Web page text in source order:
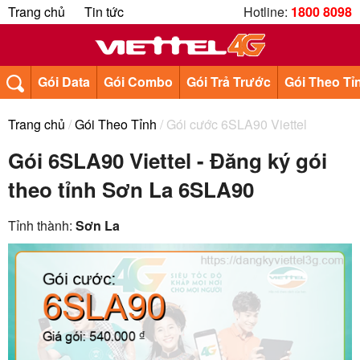
Trang chủ Tin tức Hotline: 1800 8098
Gói Data Gói Combo Gói Trả Trước Gói Theo
Trang chủ /Gói Theo Tỉnh / Gói cước 6SLA90 Viettel
Gói 6SLA90 Viettel - Đăng ký gói
theo tỉnh Sơn La 6SLA90
Tỉnh thành: Sơn La